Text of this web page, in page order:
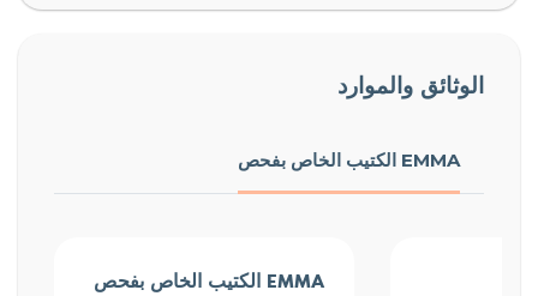
الوثائق والموارد
الكتيب الخاص بفحص EMMA
الكتيب الخاص بفحص EMMA